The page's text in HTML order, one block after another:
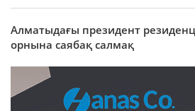
Алматыдағы президент
орнына саябақ салмақ